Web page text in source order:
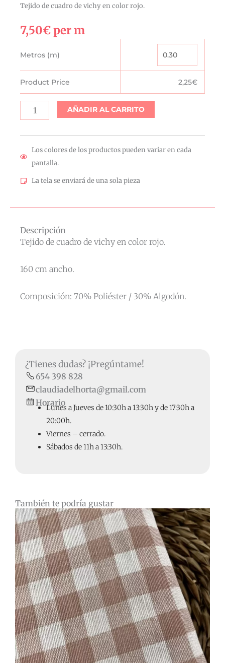
Tejido de cuadro de vichy en color rojo.
7,50€per m
Metros (m)
Product Price 2,25€
Vichy
Rojo
cantidad
AÑADIR AL CARRITO
Los colores de los productos pueden variar en cada
pantalla.
La tela se enviará de una sola pieza
Descripción
Tejido de cuadro de vichy en color rojo.
160 cm ancho.
Composición: 70% Poliéster / 30% Algodón.
¿Tienes dudas? ¡Pregúntame!
654 398 828
claudiadelhorta@gmail.com
Horario
Lunes a Jueves de 10:30h a 13:30h y de 17:30h a
20:00h.
Viernes – cerrado.
Sábados de 11h a 13:30h.
También te podría gustar